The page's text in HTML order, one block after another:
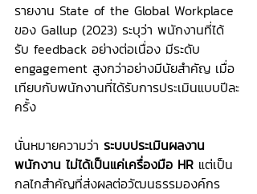
รายงาน State of the Global Workplace
ของ Gallup (2023) ระบุว่า พนักงานที่ได้
รับ feedback อย่างต่อเนื่อง มีระดับ
engagement สูงกว่าอย่างมีนัยสำคัญ เมื่อ
เทียบกับพนักงานที่ได้รับการประเมินแบบปีละ
ครั้ง
นั่นหมายความว่า ระบบประเมินผลงาน
พนักงาน ไม่ได้เป็นแค่เครื่องมือ HR แต่เป็น
กลไกสำคัญที่ส่งผลต่อวัฒนธรรมองค์กร